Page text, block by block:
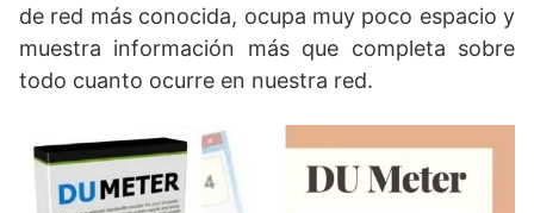
de red más conocida, ocupa muy poco espacio y
muestra información más que completa sobre
todo cuanto ocurre en nuestra red.